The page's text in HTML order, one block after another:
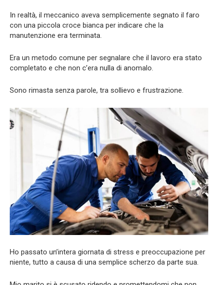
In realtà, il meccanico aveva semplicemente segnato il faro
con una piccola croce bianca per indicare che la
manutenzione era terminata.
Era un metodo comune per segnalare che il lavoro era stato
completato e che non c’era nulla di anomalo.
Sono rimasta senza parole, tra sollievo e frustrazione.
Ho passato un’intera giornata di stress e preoccupazione per
niente, tutto a causa di una semplice scherzo da parte sua.